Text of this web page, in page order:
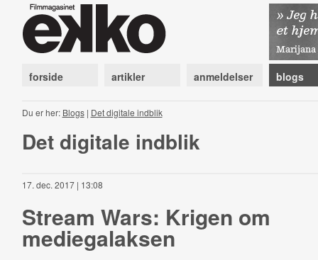
forside artikler anmeldelser blogs
Du er her: Blogs| Det digitale indblik
Det digitale indblik
17. dec. 2017 | 13:08
Stream Wars: Krigen om
mediegalaksen